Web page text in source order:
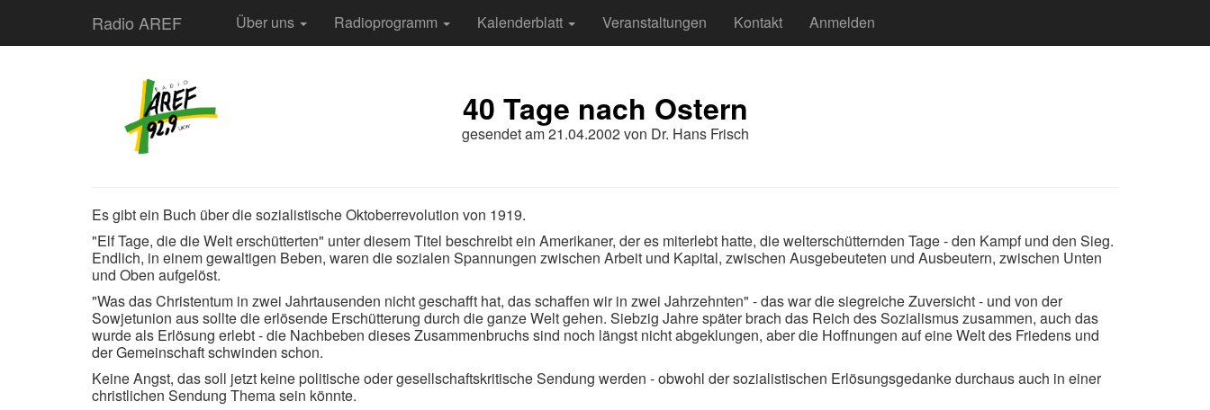
Radio AREF Über uns Radioprogramm Kalenderblatt Veranstaltungen Kontakt Anmelden
40 Tage nach Ostern
gesendet am21.04.2002von Dr. Hans Frisch
Es gibt ein Buch über die sozialistische Oktoberrevolution von 1919.
"Elf Tage, die die Welt erschütterten" unter diesem Titel beschreibt ein Amerikaner, der es miterlebt hatte, die welterschütternden Tage - den Kampf und den Sieg.
Endlich, in einem gewaltigen Beben, waren die sozialen Spannungen zwischen Arbeit und Kapital, zwischen Ausgebeuteten und Ausbeutern, zwischen Unten
und Oben aufgelöst.
"Was das Christentum in zwei Jahrtausenden nicht geschafft hat, das schaffen wir in zwei Jahrzehnten" - das war die siegreiche Zuversicht - und von der
Sowjetunion aus sollte die erlösende Erschütterung durch die ganze Welt gehen. Siebzig Jahre später brach das Reich des Sozialismus zusammen, auch das
wurde als Erlösung erlebt - die Nachbeben dieses Zusammenbruchs sind noch längst nicht abgeklungen, aber die Hoffnungen auf eine Welt des Friedens und
der Gemeinschaft schwinden schon.
Keine Angst, das soll jetzt keine politische oder gesellschaftskritische Sendung werden - obwohl der sozialistischen Erlösungsgedanke durchaus auch in einer
christlichen Sendung Thema sein könnte.